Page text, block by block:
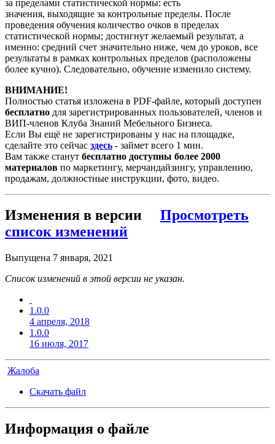
за пределами статистической нормы: есть
значения, выходящие за контрольные пределы. После
проведения обучения количество очков в пределах
статистической нормы; достигнут желаемый результат, а
именно: средний счет значительно ниже, чем до уроков, все
результаты в рамках контрольных пределов (расположены
более кучно). Следовательно, обучение изменило систему.
ВНИМАНИЕ!
Полностью статья изложена в PDF-файле, который доступен
бесплатно для зарегистрированных пользователей, членов и
ВИП-членов Клуба Знаний Мебельного Бизнеса.
Если Вы ещё не зарегистрированы у нас на площадке,
сделайте это сейчас здесь - займет всего 1 мин.
Вам также станут бесплатно доступны более 2000
материалов по маркетингу, мерчандайзингу, управлению,
продажам, должностные инструкции, фото, видео.
Изменения в версии
Просмотреть
список изменений
Выпущена 7 января, 2021
Список изменений в этой версии не указан.
1.0.0
4 апреля, 2018
1.0.0
16 июля, 2017
Жалоба
Скачать файл
Информация о файле